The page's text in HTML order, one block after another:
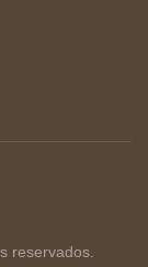
reservados.